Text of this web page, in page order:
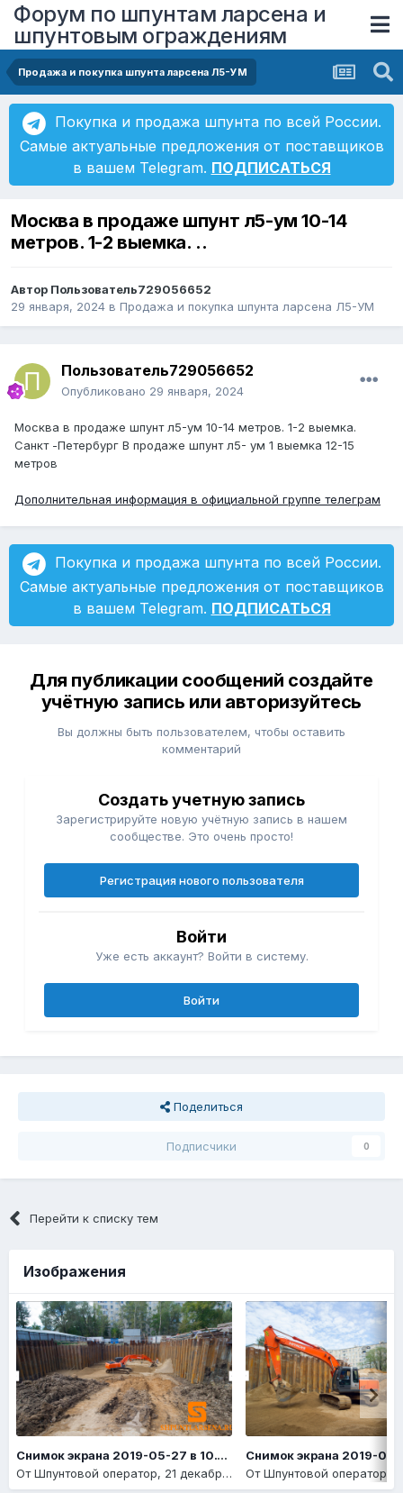
Форум по шпунтам ларсена и
шпунтовым ограждениям
Продажа и покупка шпунта ларсена Л5-УМ
Покупка и продажа шпунта по всей России.
Самые актуальные предложения от поставщиков
в вашем Telegram. ПОДПИСАТЬСЯ
Москва в продаже шпунт л5-ум 10-14
метров. 1-2 выемка. ..
Автор Пользователь729056652
29 января, 2024 в Продажа и покупка шпунта ларсена Л5-УМ
Пользователь729056652
Опубликовано 29 января, 2024
Москва в продаже шпунт л5-ум 10-14 метров. 1-2 выемка.
Санкт -Петербург В продаже шпунт л5- ум 1 выемка 12-15
метров
Дополнительная информация в официальной группе телеграм
Покупка и продажа шпунта по всей России.
Самые актуальные предложения от поставщиков
в вашем Telegram. ПОДПИСАТЬСЯ
Для публикации сообщений создайте
учётную запись или авторизуйтесь
Вы должны быть пользователем, чтобы оставить
комментарий
Создать учетную запись
Зарегистрируйте новую учётную запись в нашем
сообществе. Это очень просто!
Регистрация нового пользователя
Войти
Уже есть аккаунт? Войти в систему.
Войти
Поделиться
Подписчики 0
Перейти к списку тем
Изображения
Снимок экрана 2019-05-27 в 10.14.14
ОтШпунтовой оператор, 21 декабря, 2020 ОтШпунтовой оператор